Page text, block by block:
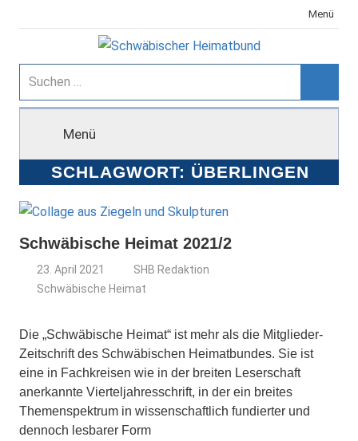
Inhalt
Menü
Schwäbischer
Heimatbund
Suchen
nach:
Menü
SCHLAGWORT: ÜBERLINGEN
Schwäbische Heimat 2021/2
23. April 2021
SHB Redaktion
Schwäbische Heimat
Die „Schwäbische Heimat“ ist mehr als die Mitglieder-
Zeitschrift des Schwäbischen Heimatbundes. Sie ist
eine in Fachkreisen wie in der breiten Leserschaft
anerkannte Vierteljahresschrift, in der ein breites
Themenspektrum in wissenschaftlich fundierter und
dennoch lesbarer Form